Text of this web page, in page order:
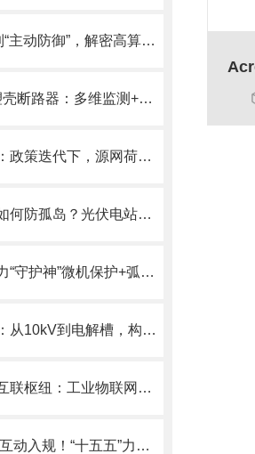
从“被动挨打”到“主动防御”，解密高算力时代数据中心安全供电方案
ASCM2智能塑壳断路器：多维监测+远程管控，赋能低压配电智能化升级
从单点到集群：政策迭代下，源网荷储微电网如何适配绿电直连？
低压光伏并网如何防孤岛？光伏电站并网不再怕“失联”：防孤岛保护方案详解
揭秘制酸厂电力“守护神”微机保护+弧光监测实现毫秒级故障切除
零碳氢能之路：从10kV到电解槽，构建安全高效的整流供电体系
边缘与现场的互联枢纽：工业物联网网关的协议解构与数据治理逻辑
虚拟电厂 车网互动入规！“十五五”力推灵活负荷，打造零碳园区